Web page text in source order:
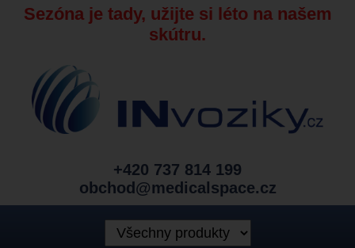
Sezóna je tady, užijte si léto na našem
skútru.
+420 737 814 199
obchod@medicalspace.cz